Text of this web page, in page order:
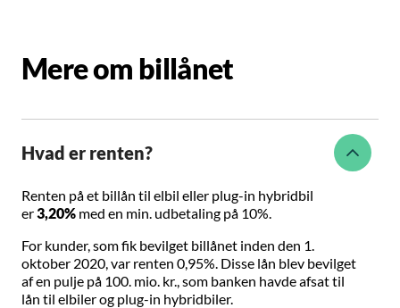
Mere om billånet
Hvad er renten?
Renten på et billån til elbil eller plug-in hybridbil
er3,20% med en min. udbetaling på 10%.
For kunder, som fik bevilget billånet inden den 1.
oktober 2020, var renten 0,95%. Disse lån blev bevilget
af en pulje på 100. mio. kr., som banken havde afsat til
lån til elbiler og plug-in hybridbiler.